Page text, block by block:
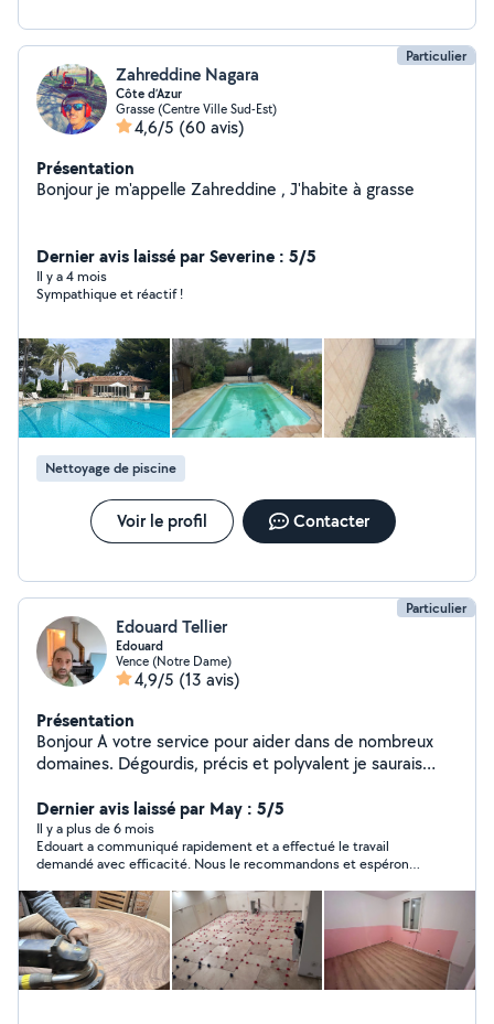
Particulier
Zahreddine Nagara
Côte d’Azur
Grasse (Centre Ville Sud-Est)
4,6/5 (60 avis)
Présentation
Bonjour je m'appelle Zahreddine , J'habite à grasse
Dernier avis laissé par Severine : 5/5
Il y a 4 mois
Sympathique et réactif !
Nettoyage de piscine
Voir le profil Contacter
Particulier
Edouard Tellier
Edouard
Vence (Notre Dame)
4,9/5 (13 avis)
Présentation
Bonjour A votre service pour aider dans de nombreux
domaines. Dégourdis, précis et polyvalent je saurais
Dernier avis laissé par May : 5/5
Il y a plus de 6 mois
Edouart a communiqué rapidement et a effectué le travail
demandé avec efficacité. Nous le recommandons et espérons